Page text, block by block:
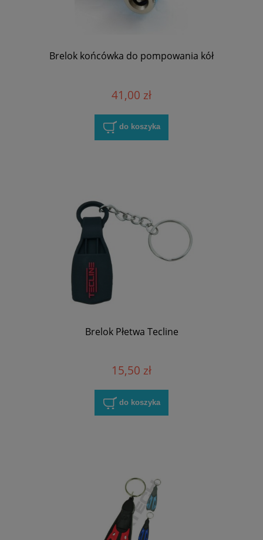
Brelok końcówka do pompowania kół
41,00 zł
do koszyka
Brelok Płetwa Tecline
15,50 zł
do koszyka